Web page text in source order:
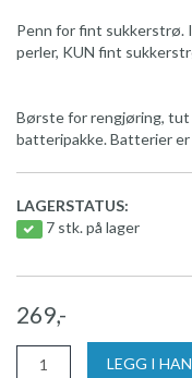
Penn for fint sukkerstrø.
perler, KUN fint
Børste for rengjøring, tut
batteripakke. Batterier
LAGERSTATUS:
7 stk. på lager
269,-
LEGG I